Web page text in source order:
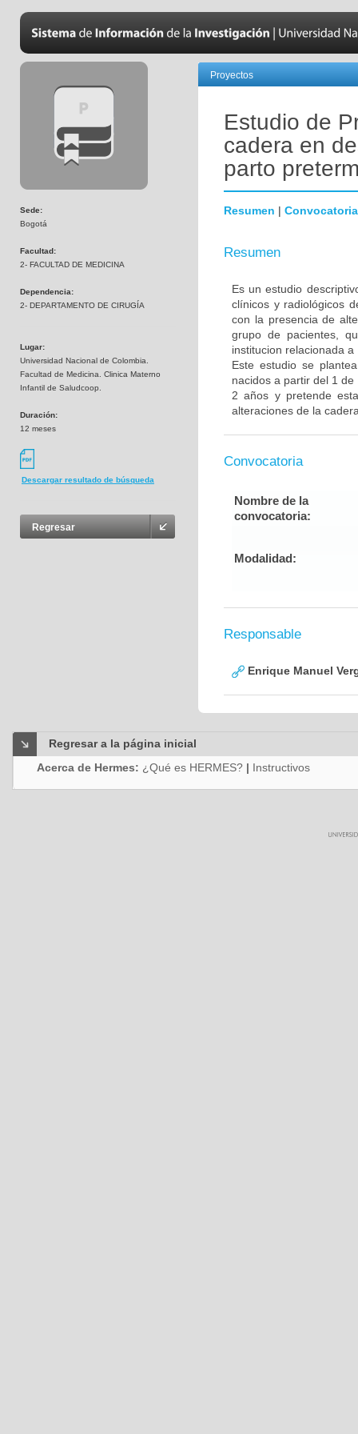
Sede:
Bogotá
Facultad:
2- FACULTAD DE MEDICINA
Dependencia:
2- DEPARTAMENTO DE CIRUGÍA
Lugar:
Universidad Nacional de Colombia.
Facultad de Medicina. Clinica Materno
Infantil de Saludcoop.
Duración:
12 meses
Descargar resultado de búsqueda
Regresar
Proyectos
Estudio de
cadera en
parto
Resumen | Convocatoria
Resumen
Es un estudio
clínicos y radiológicos
con la presencia de
grupo de pacientes,
institucion relacionada
Este estudio se
nacidos a partir del 1
2 años y pretende
alteraciones de la
Convocatoria
Nombre de la
convocatoria:
Modalidad:
Responsable
Enrique Manuel
Regresar a la página inicial
Acerca de Hermes: ¿Qué es HERMES? | Instructivos